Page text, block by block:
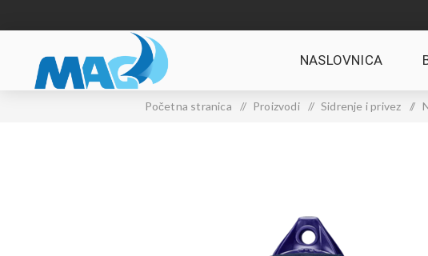
NASLOVNICA
Početna stranica / Proizvodi / Sidrenje i privez /